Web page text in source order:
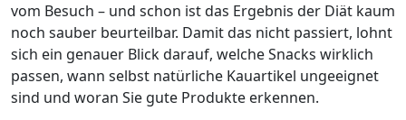
vom Besuch – und schon ist das Ergebnis der Diät kaum
noch sauber beurteilbar. Damit das nicht passiert, lohnt
sich ein genauer Blick darauf, welche Snacks wirklich
passen, wann selbst natürliche Kauartikel ungeeignet
sind und woran Sie gute Produkte erkennen.